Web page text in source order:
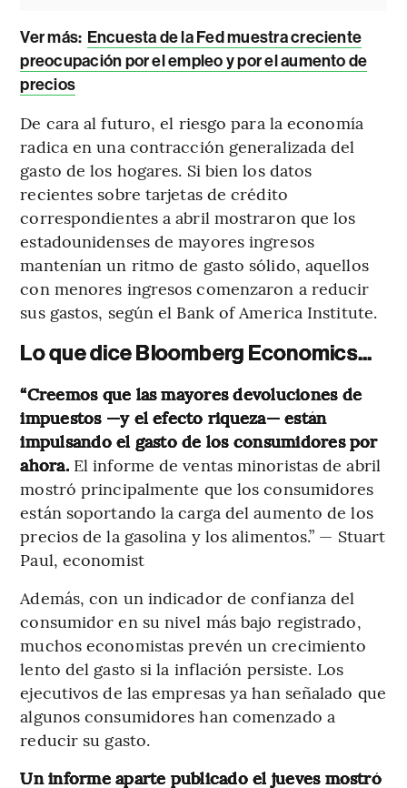
Ver más: Encuesta de la Fed muestra creciente
preocupación por el empleo y por el aumento de
precios
De cara al futuro, el riesgo para la economía
radica en una contracción generalizada del
gasto de los hogares. Si bien los datos
recientes sobre tarjetas de crédito
correspondientes a abril mostraron que los
estadounidenses de mayores ingresos
mantenían un ritmo de gasto sólido, aquellos
con menores ingresos comenzaron a reducir
sus gastos, según el Bank of America Institute.
Lo que dice Bloomberg Economics...
“Creemos que las mayores devoluciones de
impuestos —y el efecto riqueza— están
impulsando el gasto de los consumidores por
ahora.El informe de ventas minoristas de abril
mostró principalmente que los consumidores
están soportando la carga del aumento de los
precios de la gasolina y los alimentos.” — Stuart
Paul, economist
Además, con un indicador de confianza del
consumidor en su nivel más bajo registrado,
muchos economistas prevén un crecimiento
lento del gasto si la inflación persiste. Los
ejecutivos de las empresas ya han señalado que
algunos consumidores han comenzado a
reducir su gasto.
Un informe aparte publicado el jueves mostró